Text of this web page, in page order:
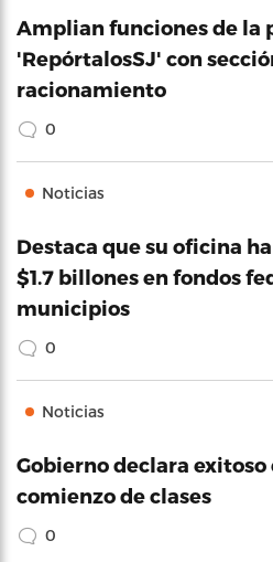
Amplian funciones de la
'RepórtalosSJ' con
racionamiento
0
Noticias
Destaca que su oficina
$1.7 billones en fondos
municipios
0
Noticias
Gobierno declara exitoso
comienzo de clases
0